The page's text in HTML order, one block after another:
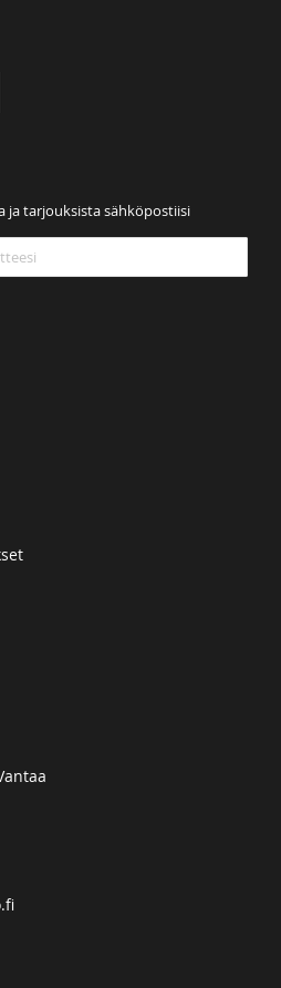
tarjouksista sähköpostiisi